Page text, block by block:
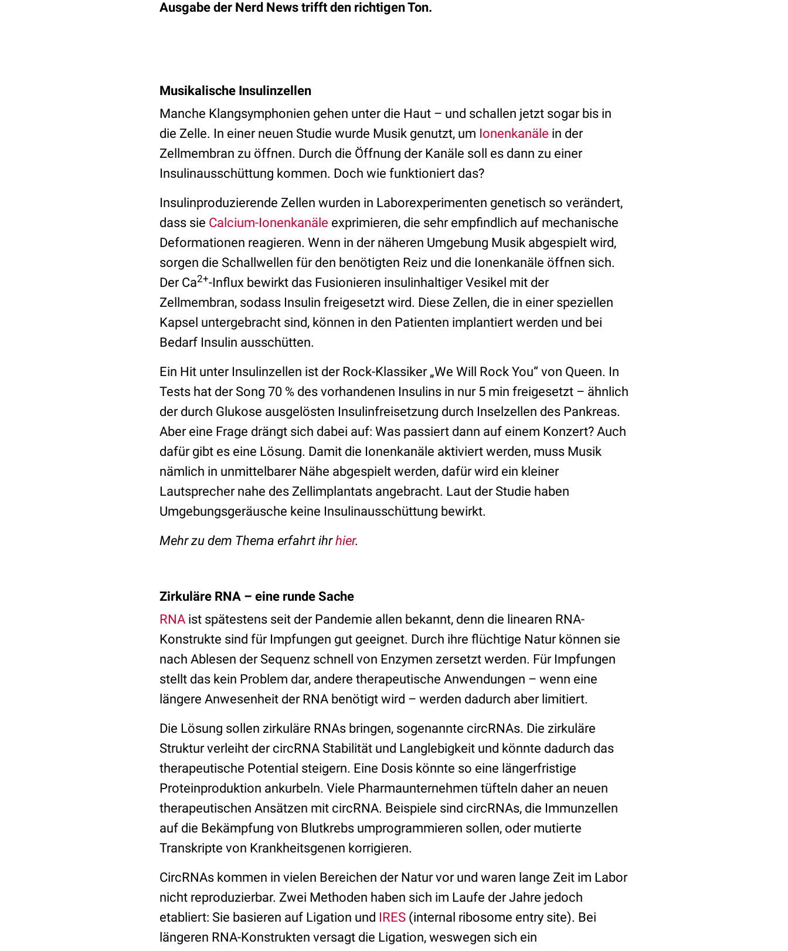
Ausgabe der Nerd News trifft den richtigen Ton.
Musikalische Insulinzellen
Manche Klangsymphonien gehen unter die Haut – und schallen jetzt sogar bis in
die Zelle. In einer neuen Studie wurde Musik genutzt, um Ionenkanäle in der
Zellmembran zu öffnen. Durch die Öffnung der Kanäle soll es dann zu einer
Insulinausschüttung kommen. Doch wie funktioniert das?
Insulinproduzierende Zellen wurden in Laborexperimenten genetisch so verändert,
dass sie Calcium-Ionenkanäle exprimieren, die sehr empfindlich auf mechanische
Deformationen reagieren. Wenn in der näheren Umgebung Musik abgespielt wird,
sorgen die Schallwellen für den benötigten Reiz und die Ionenkanäle öffnen sich.
Der Ca2+-Influx bewirkt das Fusionieren insulinhaltiger Vesikel mit der
Zellmembran, sodass Insulin freigesetzt wird. Diese Zellen, die in einer speziellen
Kapsel untergebracht sind, können in den Patienten implantiert werden und bei
Bedarf Insulin ausschütten.
Ein Hit unter Insulinzellen ist der Rock-Klassiker „We Will Rock You“ von Queen. In
Tests hat der Song 70 % des vorhandenen Insulins in nur 5 min freigesetzt – ähnlich
der durch Glukose ausgelösten Insulinfreisetzung durch Inselzellen des Pankreas.
Aber eine Frage drängt sich dabei auf: Was passiert dann auf einem Konzert? Auch
dafür gibt es eine Lösung. Damit die Ionenkanäle aktiviert werden, muss Musik
nämlich in unmittelbarer Nähe abgespielt werden, dafür wird ein kleiner
Lautsprecher nahe des Zellimplantats angebracht. Laut der Studie haben
Umgebungsgeräusche keine Insulinausschüttung bewirkt.
Mehr zu dem Thema erfahrt ihrhier.
Zirkuläre RNA – eine runde Sache
RNA ist spätestens seit der Pandemie allen bekannt, denn die linearen RNA-
Konstrukte sind für Impfungen gut geeignet. Durch ihre flüchtige Natur können sie
nach Ablesen der Sequenz schnell von Enzymen zersetzt werden. Für Impfungen
stellt das kein Problem dar, andere therapeutische Anwendungen – wenn eine
längere Anwesenheit der RNA benötigt wird – werden dadurch aber limitiert.
Die Lösung sollen zirkuläre RNAs bringen, sogenannte circRNAs. Die zirkuläre
Struktur verleiht der circRNA Stabilität und Langlebigkeit und könnte dadurch das
therapeutische Potential steigern. Eine Dosis könnte so eine längerfristige
Proteinproduktion ankurbeln. Viele Pharmaunternehmen tüfteln daher an neuen
therapeutischen Ansätzen mit circRNA. Beispiele sind circRNAs, die Immunzellen
auf die Bekämpfung von Blutkrebs umprogrammieren sollen, oder mutierte
Transkripte von Krankheitsgenen korrigieren.
CircRNAs kommen in vielen Bereichen der Natur vor und waren lange Zeit im Labor
nicht reproduzierbar. Zwei Methoden haben sich im Laufe der Jahre jedoch
etabliert: Sie basieren auf Ligation und IRES (internal ribosome entry site). Bei
längeren RNA-Konstrukten versagt die Ligation, weswegen sich ein